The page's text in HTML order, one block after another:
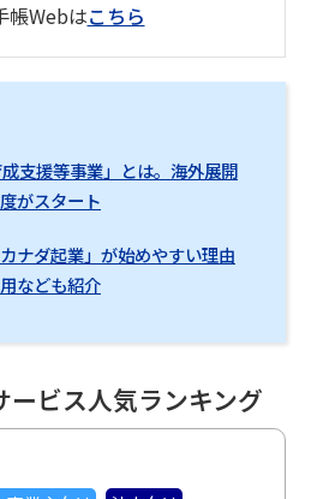
帳Webはこちら
成支援等事業」とは。海外展開
がスタート
ナダ起業」が始めやすい理由
なども紹介
ービス人気ランキング